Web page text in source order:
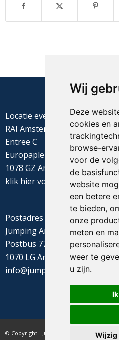
Wij
Deze
cookies en
browse-
voor de
de
website
een betere
te bieden,
onze
meten en
weer te
u zijn.
Wijzig
Locatie evenement
RAI Amsterdam
Entree C
Europaplein 22
1078 GZ Amsterdam
klik hiervoor de
Postadres
Jumping Amsterdam
Postbus 77655
1070 LG Amsterdam
info@jumpingamsterdam.nl
© Copyright - Jumping Amsterdam -